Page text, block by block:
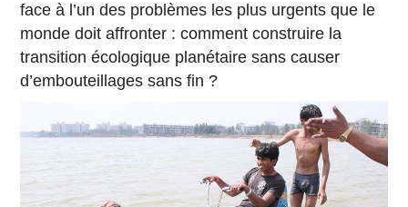
face à l’un des problèmes les plus urgents que le
monde doit affronter : comment construire la
transition écologique planétaire sans causer
d’embouteillages sans fin ?